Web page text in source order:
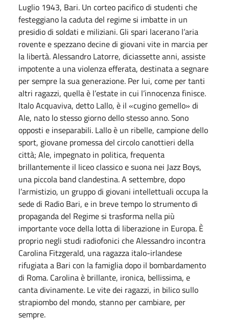
Luglio 1943, Bari. Un corteo pacifico di studenti che
festeggiano la caduta del regime si imbatte in un
presidio di soldati e miliziani. Gli spari lacerano l’aria
rovente e spezzano decine di giovani vite in marcia per
la libertà. Alessandro Latorre, diciassette anni, assiste
impotente a una violenza efferata, destinata a segnare
per sempre la sua generazione. Per lui, come per tanti
altri ragazzi, quella è l’estate in cui l’innocenza finisce.
Italo Acquaviva, detto Lallo, è il «cugino gemello» di
Ale, nato lo stesso giorno dello stesso anno. Sono
opposti e inseparabili. Lallo è un ribelle, campione dello
sport, giovane promessa del circolo canottieri della
città; Ale, impegnato in politica, frequenta
brillantemente il liceo classico e suona nei Jazz Boys,
una piccola band clandestina. A settembre, dopo
l’armistizio, un gruppo di giovani intellettuali occupa la
sede di Radio Bari, e in breve tempo lo strumento di
propaganda del Regime si trasforma nella più
importante voce della lotta di liberazione in Europa. È
proprio negli studi radiofonici che Alessandro incontra
Carolina Fitzgerald, una ragazza italo-irlandese
rifugiata a Bari con la famiglia dopo il bombardamento
di Roma. Carolina è brillante, ironica, bellissima, e
canta divinamente. Le vite dei ragazzi, in bilico sullo
strapiombo del mondo, stanno per cambiare, per
sempre.